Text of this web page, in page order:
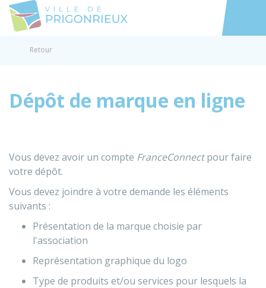
Accéder
Retour
Dépôt de marque en ligne
Vous devez avoir un compte FranceConnectpour faire
votre dépôt.
Vous devez joindre à votre demande les éléments
suivants :
Présentation de la marque choisie par
l'association
Représentation graphique du logo
Type de produits et/ou services pour lesquels la